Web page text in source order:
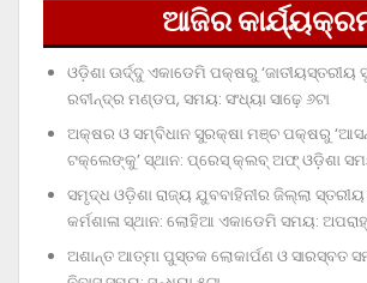
ଆଜିର
ଓଡ଼ିଶା ଊର୍ଦ୍ଦୁ ଏକାଡେମି ପକ୍ଷରୁ ‘ଜାତୀୟସ୍ତରୀୟ
ରବୀନ୍ଦ୍ର ମଣ୍ଡପ, ସମୟ: ସଂଧ୍ୟା ସାଢ଼େ ୬ଟା
ଅକ୍ଷର ଓ ସମ୍ବିଧାନ ସୁରକ୍ଷା ମଞ୍ଚ ପକ୍ଷରୁ
ଟକ୍‌ଲେଙ୍କୁ’ ସ୍ଥାନ: ପ୍ରେସ୍‌ କ୍ଲବ୍‌ ଅଫ୍‌ ଓଡ଼ିଶା
ସମୃଦ୍ଧ ଓଡ଼ିଶା ରାଜ୍ୟ ଯୁବବାହିନୀର ଜିଲ୍ଲା
କର୍ମଶାଳା ସ୍ଥାନ: ଲୋହିଆ ଏକାଡେମି ସମୟ:
ଅଶାନ୍ତ ଆତ୍ମା ପୁସ୍ତକ ଲୋକାର୍ପଣ ଓ ସାରସ୍ବତ